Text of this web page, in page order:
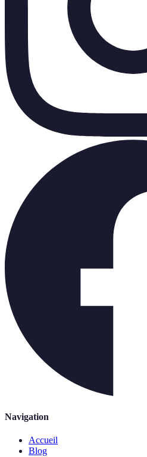
Navigation
Accueil
Blog